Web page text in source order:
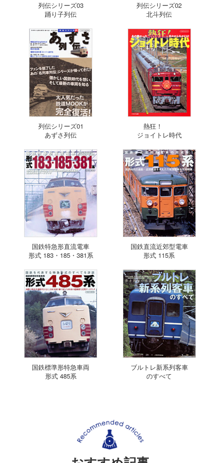
列伝シリーズ03
踊り子列伝
列伝シリーズ02
北斗列伝
列伝シリーズ01
あずさ列伝
熱狂！
ジョイトレ時代
国鉄特急形直流電車
形式 183・185・381系
国鉄直流近郊型電車
形式 115系
国鉄標準形特急車両
形式 485系
ブルトレ新系列客車
のすべて